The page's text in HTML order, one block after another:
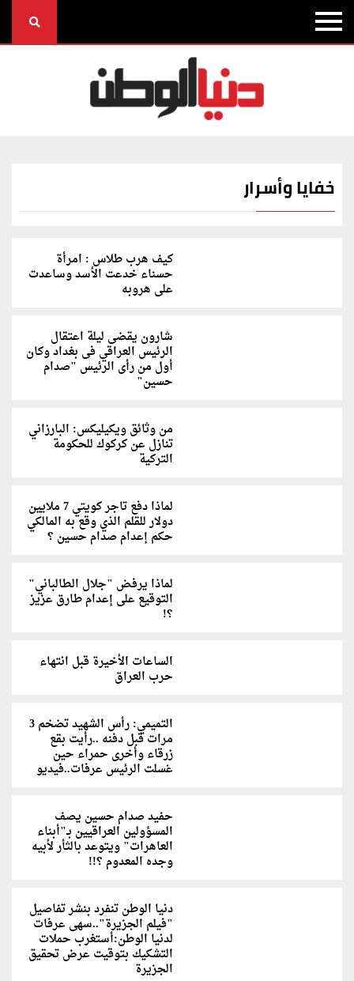
خفايا وأسرار
كيف هرب طلاس : امرأة
حسناء خدعت الأسد وساعدت
على هروبه
شارون يقضى ليلة اعتقال
الرئيس العراقي فى بغداد وكان
أول من رأى الرئيس "صدام
حسين"
من وثائق ويكيليكس: البارزاني
تنازل عن كركوك للحكومة
التركية
لماذا دفع تاجر كويتي 7 ملايين
دولار للقلم الذي وقع به المالكي
حكم إعدام صدام حسين ؟
لماذا يرفض "جلال الطالباني"
التوقيع على إعدام طارق عزيز
؟!
الساعات الأخيرة قبل انتهاء
حرب العراق
التميمي: رأس الشهيد تضخم 3
مرات قبل دفنه ..رأيت بقع
زرقاء وأخرى حمراء حين
غسلت الرئيس عرفات..فيديو
حفيد صدام حسين يصف
المسؤولين العراقيين بـ"أبناء
العاهرات" ويتوعد بالثأر لأبيه
وجده المعدوم ؟!!
دنيا الوطن تنفرد بنشر تفاصيل
"فيلم الجزيرة"..سهى عرفات
لدنيا الوطن:أستغرب حملات
التشكيك بتوقيت عرض تحقيق
الجزيرة